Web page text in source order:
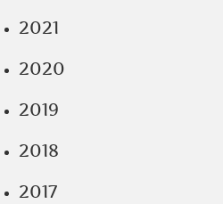
2021
2020
2019
2018
2017